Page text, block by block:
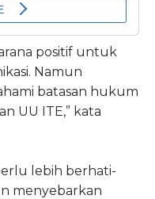
positif untuk
Namun
batasan hukum
UU ITE,” kata
lebih berhati-
menyebarkan